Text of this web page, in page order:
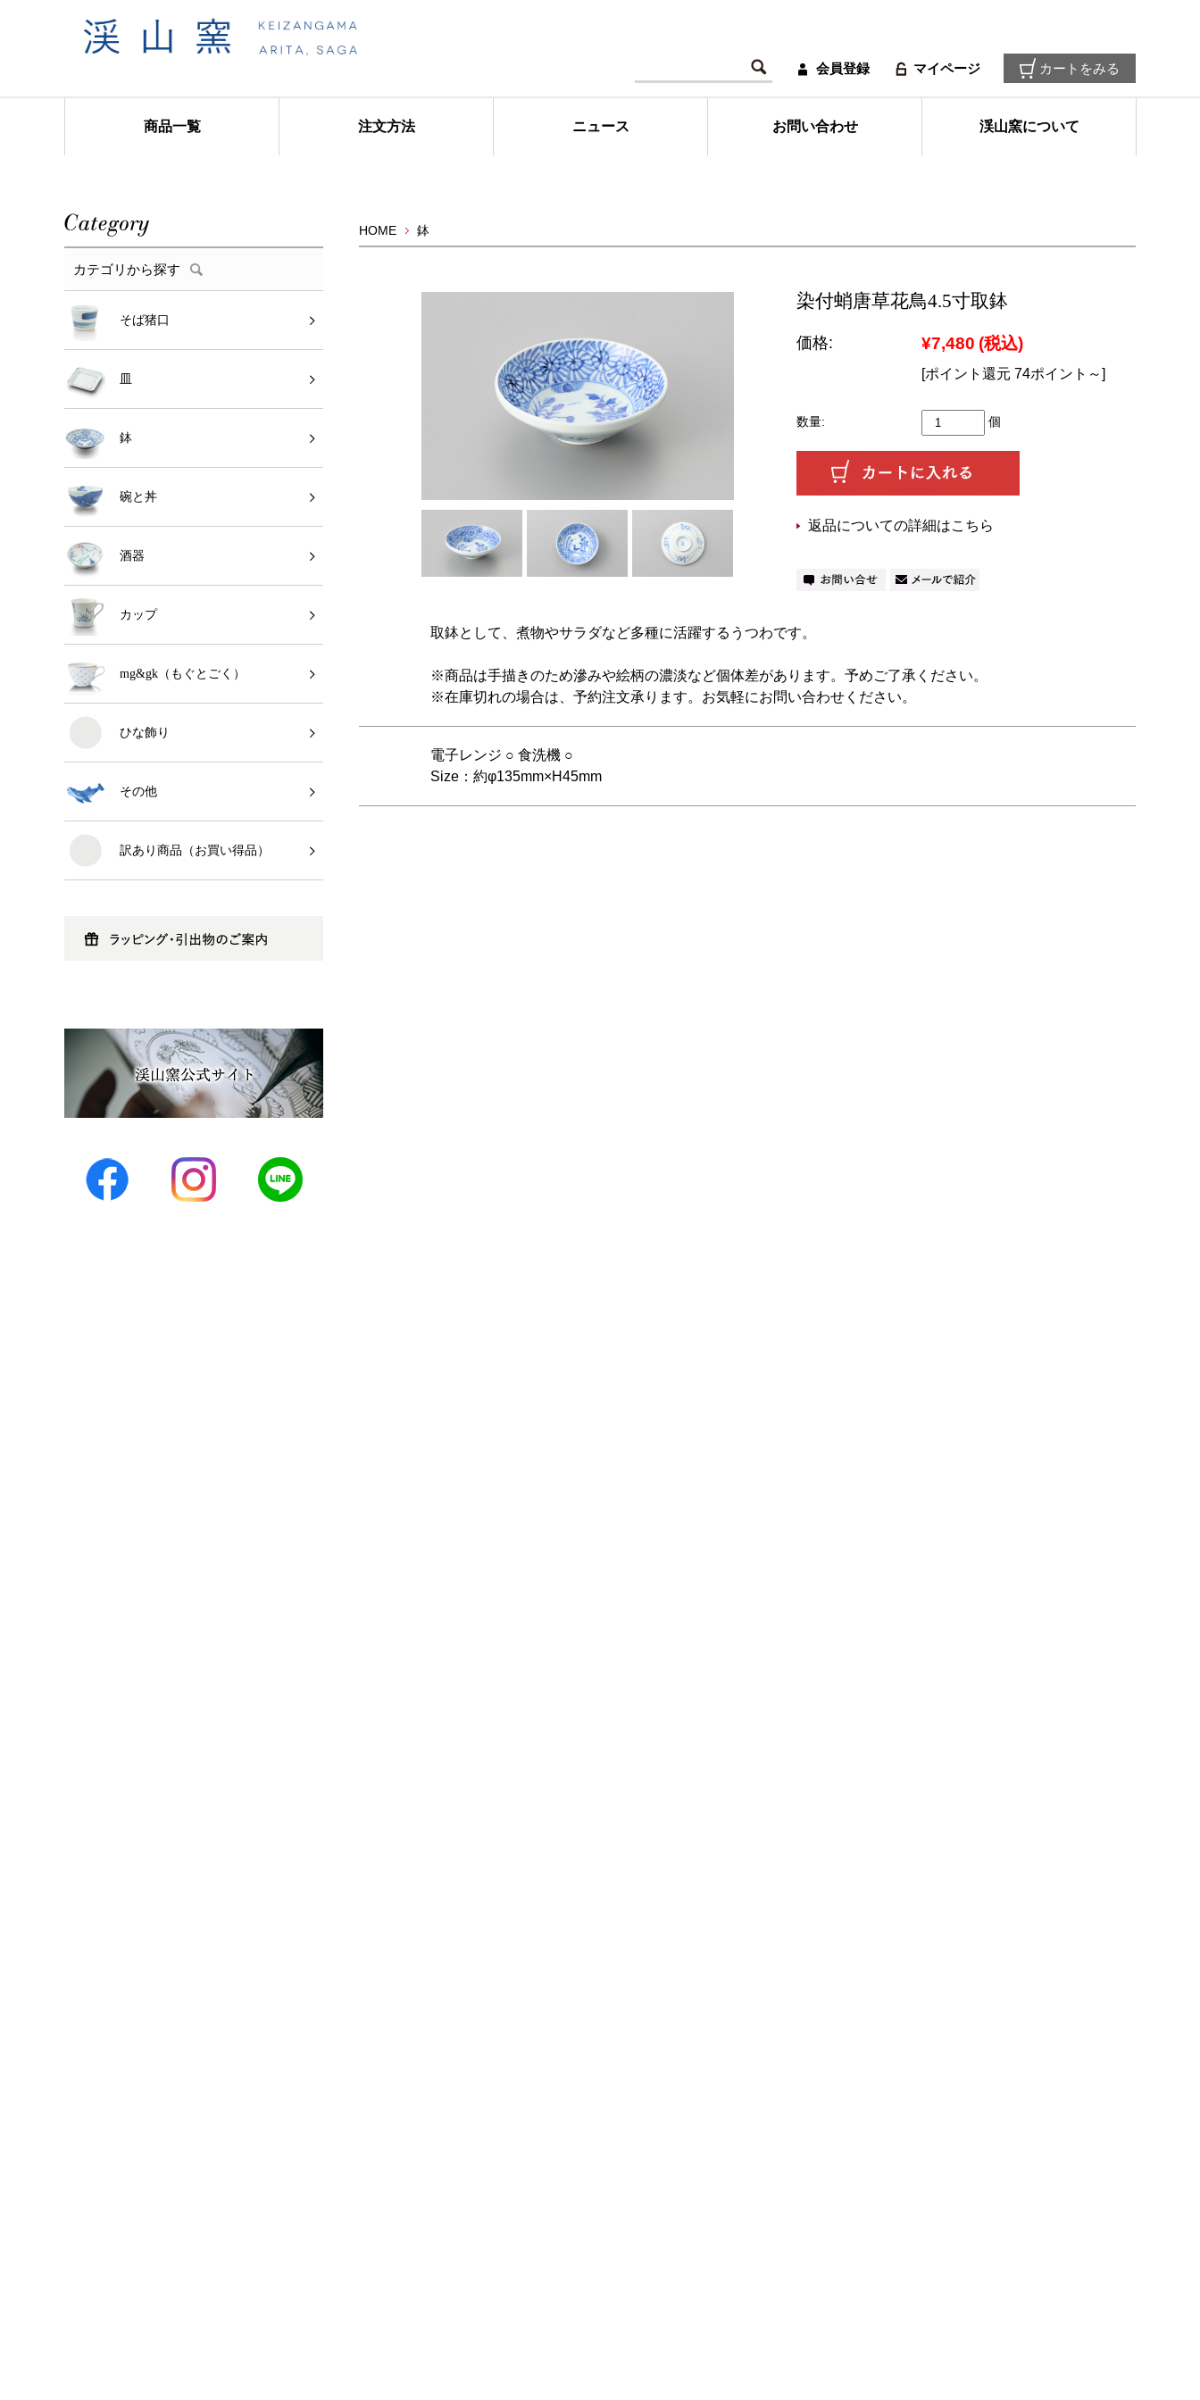
会員登録 マイページ カートをみる
商品一覧 注文方法 ニュース お問い合わせ 渓山窯について
HOME 鉢
染付蛸唐草花鳥4.5寸取鉢
価格: ¥7,480 (税込)
[ポイント還元 74ポイント～]
数量: 個
返品についての詳細はこちら
取鉢として、煮物やサラダなど多種に活躍するうつわです。
※商品は手描きのため滲みや絵柄の濃淡など個体差があります。予めご了承ください。
※在庫切れの場合は、予約注文承ります。お気軽にお問い合わせください。
電子レンジ ○ 食洗機 ○
Size：約φ135mm×H45mm
カテゴリから探す
そば猪口
鉢
碗と丼
酒器
カップ
mg&gk（もぐとごく）
ひな飾り
その他
訳あり商品（お買い得品）